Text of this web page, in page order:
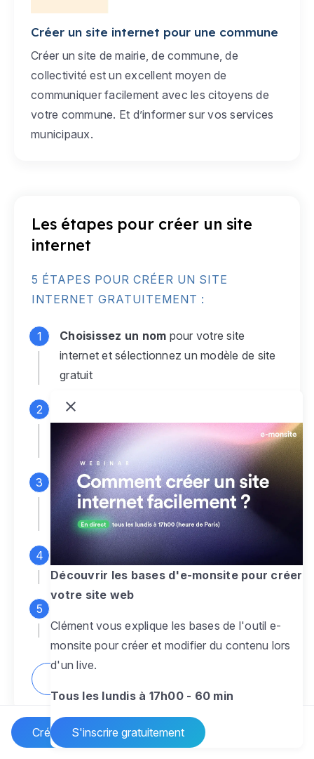
Créer un site Internet
Créer un site internet pour une commune
Créer un site de mairie, de commune, de
collectivité est un excellent moyen de
communiquer facilement avec les citoyens de
votre commune. Et d’informer sur vos services
municipaux.
Les étapes pour créer un site
internet
5 ÉTAPES POUR CRÉER UN SITE
INTERNET GRATUITEMENT :
Choisissez un nom pour votre site
internet et sélectionnez un modèle de site
gratuit
Connectez-vous
monsite gratuit pour accéder à votre
espace d'administration
Personnalisez entièrement le
designpour créer un site web sur-mesure,
à votre image
Ajoutez des pagessans limite pour
présenter votre activité, votre passion
pour rendre votre site dynamique
Découvrir les bases d'e-monsite pour créer
votre site web
Clément vous explique les bases de l'outil e-
monsite pour créer et modifier du contenu lors
d'un live.
Tous les lundis à 17h00 - 60 min
S'inscrire gratuitement